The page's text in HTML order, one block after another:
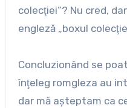
colecţiei”? Nu cred,
engleză „boxul
Concluzionând se
înţeleg romgleza au
dar mă aşteptam ca